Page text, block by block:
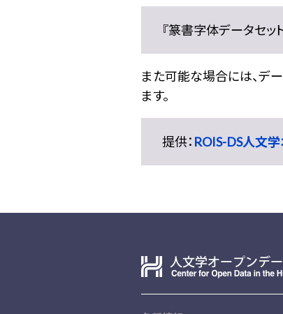
『篆書字体データセ
また可能な場合には、デ
ます。
提供： ROIS-DS人文